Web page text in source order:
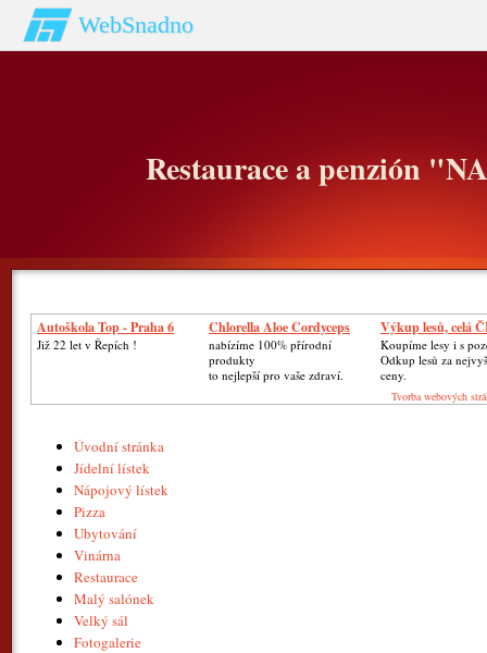
WebSnadno
Restaurace a penzión
Autoškola Top - Praha 6
Již 22 let v Řepích !
Chlorella Aloe Cordyceps
nabízíme 100% přírodní
produkty
to nejlepší pro vaše zdraví.
Výkup lesů, celá
Koupíme lesy i s
Odkup lesů za
ceny.
Tvorba webových
Úvodní stránka
Jídelní lístek
Nápojový lístek
Pizza
Ubytování
Vinárna
Restaurace
Malý salónek
Velký sál
Fotogalerie